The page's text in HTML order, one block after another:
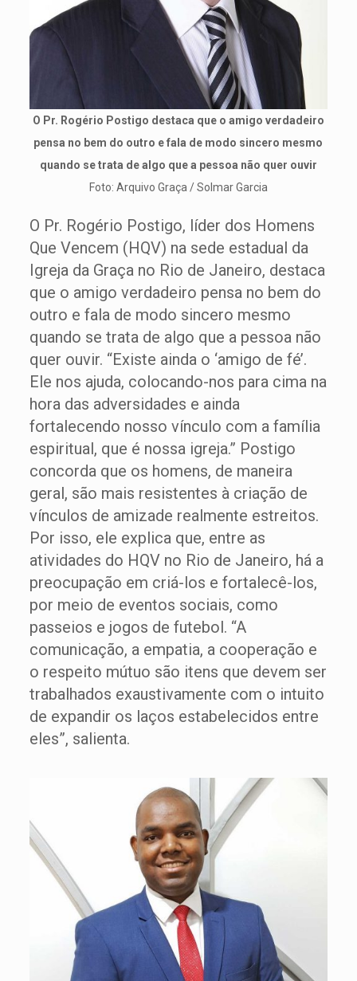
O Pr. Rogério Postigo destaca que o amigo verdadeiro
pensa no bem do outro e fala de modo sincero mesmo
quando se trata de algo que a pessoa não quer ouvir
Foto: Arquivo Graça / Solmar Garcia
O Pr. Rogério Postigo, líder dos Homens
Que Vencem (HQV) na sede estadual da
Igreja da Graça no Rio de Janeiro, destaca
que o amigo verdadeiro pensa no bem do
outro e fala de modo sincero mesmo
quando se trata de algo que a pessoa não
quer ouvir. “Existe ainda o ‘amigo de fé’.
Ele nos ajuda, colocando-nos para cima na
hora das adversidades e ainda
fortalecendo nosso vínculo com a família
espiritual, que é nossa igreja.” Postigo
concorda que os homens, de maneira
geral, são mais resistentes à criação de
vínculos de amizade realmente estreitos.
Por isso, ele explica que, entre as
atividades do HQV no Rio de Janeiro, há a
preocupação em criá-los e fortalecê-los,
por meio de eventos sociais, como
passeios e jogos de futebol. “A
comunicação, a empatia, a cooperação e
o respeito mútuo são itens que devem ser
trabalhados exaustivamente com o intuito
de expandir os laços estabelecidos entre
eles”, salienta.